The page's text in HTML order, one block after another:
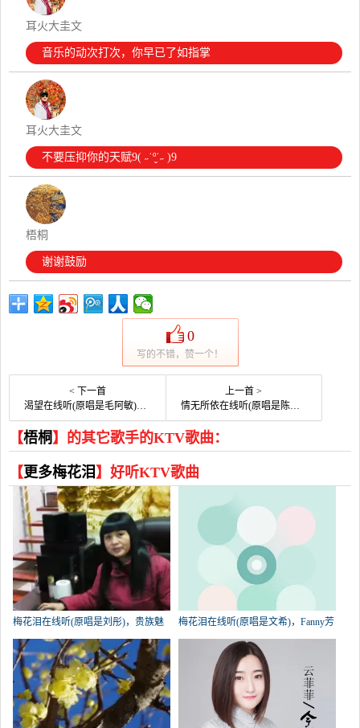
耳火大圭文
音乐的动次打次，你早已了如指掌
耳火大圭文
不要压抑你的天赋9( ˶˙º̬˙˶ )9
梧桐
谢谢鼓励
0
写的不错，赞一个！
< 下一首
渴望在线听(原唱是毛阿敏)，大华演唱点播:86次
上一首 >
情无所依在线听(原唱是陈瑞)，琼花 〈暂离〉演唱点播:200次
【梧桐 】的其它歌手的KTV歌曲：
【更多梅花泪 】好听KTV歌曲
梅花泪在线听(原唱是刘彤)，贵族魅
力湘茶演唱点播:1454次
梅花泪在线听(原唱是文希)，Fanny芳
演唱点播:439次